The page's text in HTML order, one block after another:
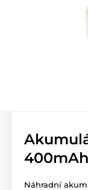
400mAh
Náhradní